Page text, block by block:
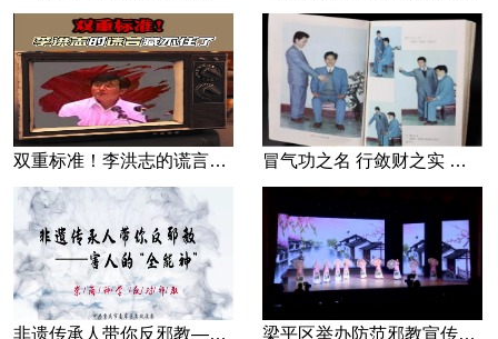
双重标准！李洪志的谎言藏不住了 冒气功之名 行敛财之实 张宏堡义女“小倩”团伙覆灭记
非遗传承人带你反邪教—害人的“全能神” 梁平区举办防范邪教宣传专场文艺演出